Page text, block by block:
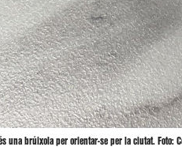
una brúixola per orientar-se per la ciutat. Foto: